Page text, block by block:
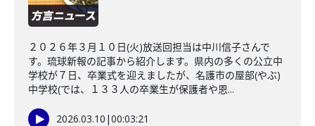
２０２６年３月１０日(火)放送回担当は中川信子さんで
す。琉球新報の記事から紹介します。県内の多くの公立中
学校が７日、卒業式を迎えましたが、名護市の屋部(やぶ)
中学校(では、１３３人の卒業生が保護者や恩...
2026.03.10 |00:03:21